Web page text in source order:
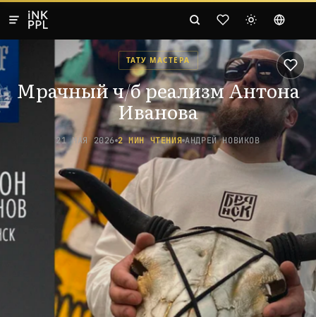
ТАТУ МАСТЕРА
Мрачный ч/б реализм Антона
Иванова
21 МАЯ 2026 2 МИН ЧТЕНИЯ АНДРЕЙ НОВИКОВ